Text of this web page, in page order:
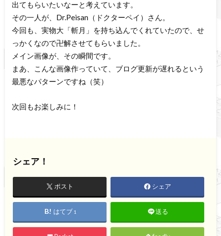
出てもらいたいなーと考えています。
その一人が、Dr.Peisan（ドクターペイ）さん。
今回も、実物大「斬月」を持ち込んでくれていたので、せ
っかくなので卍解させてもらいました。
メイン画像が、その瞬間です。
まあ、こんな画像作っていて、ブログ更新が遅れるという
最悪なパターンですね（笑）
次回もお楽しみに！
シェア！
ポスト シェア
はてブ 1 送る